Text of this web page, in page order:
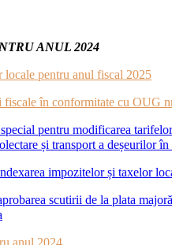
ANUL 2024
locale pentru anul fiscal 2025
în conformitate cu OUG
pentru modificarea
și transport a deșeurilor
impozitelor și taxelor
scutirii de la plata
anul 2024